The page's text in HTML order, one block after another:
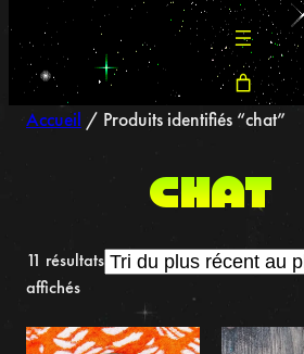
Accueil / Produits identifiés “chat”
chat
11 résultats
affichésTrié
plus